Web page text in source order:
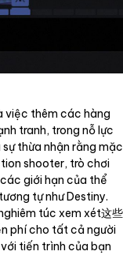
việc thêm các hàng
tranh, trong nỗ lực
thừa nhận rằng mặc
shooter, trò chơi
giới hạn của thể
tự như Destiny.
túc xem xét这些
phí cho tất cả người
tiến trình của bạn